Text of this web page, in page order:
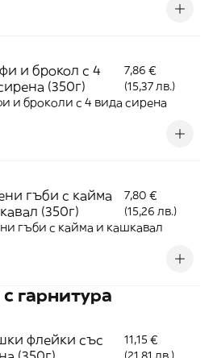
и брокол с 4
(350г)
7,86 €
(15,37 лв.)
и броколи с 4 вида сирена
гъби с кайма
(350г)
7,80 €
(15,26 лв.)
гъби с кайма и кашкавал
гарнитура
флейки със
11,15 €